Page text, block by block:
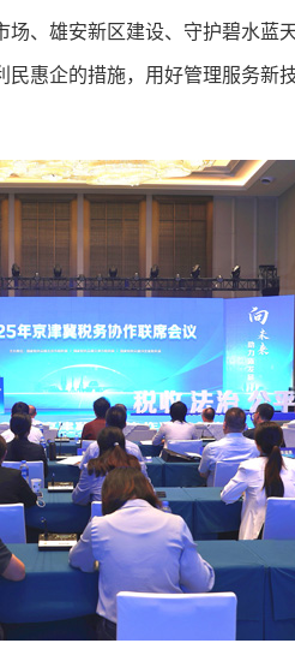
、雄安新区建设、守护碧水蓝
惠企的措施，用好管理服务新